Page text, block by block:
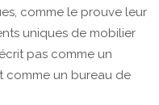
comme le prouve leur
uniques de mobilier
pas comme un
comme un bureau de